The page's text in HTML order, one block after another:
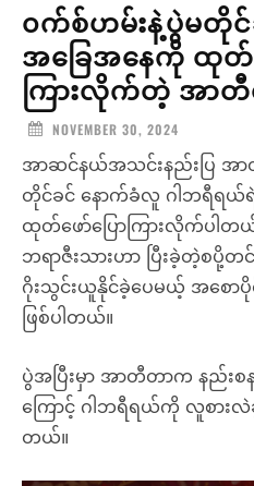
၀က်စ်ဟမ်းနဲ့ပွဲမတို
အခြေအနေကို ထုတ်ဖ
ကြားလိုက်တဲ့ အာ
NOVEMBER 30, 2024
အာဆင်နယ်အသင်းနည်းပြ အ
တိုင်ခင် နောက်ခံလူ ဂါဘရီရယ်
ထုတ်ဖော်ပြောကြားလိုက်ပါတ
ဘရာဇီးသားဟာ ပြီးခဲ့တဲ့စပို့
ဂိုးသွင်းယူနိုင်ခဲ့ပေမယ့် အစော
ဖြစ်ပါတယ်။
ပွဲအပြီးမှာ အာတီတာက နည်း
ကြောင့် ဂါဘရီရယ်ကို လူစား
တယ်။